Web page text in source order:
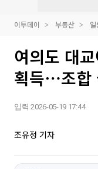
이투데이 부동산
여의도 대
획득⋯조합
입력 2026-05-19 17:44
조유정 기자